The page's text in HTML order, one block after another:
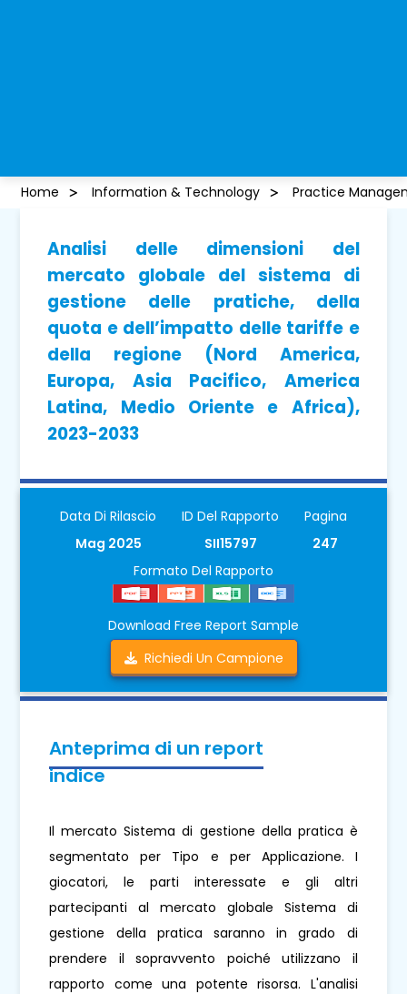
Home Information & Technology Practice
Analisi delle dimensioni del
mercato globale del sistema di
gestione delle pratiche, della
quota e dell’impatto delle tariffe e
della regione (Nord America,
Europa, Asia Pacifico, America
Latina, Medio Oriente e Africa),
2023-2033
Data Di Rilascio
Mag 2025
ID Del Rapporto
SII15797
Pagina
247
Formato Del Rapporto
Download Free Report Sample
Richiedi Un Campione
Anteprima di un report
indice
Il mercato Sistema di gestione della pratica è
segmentato per Tipo e per Applicazione. I
giocatori, le parti interessate e gli altri
partecipanti al mercato globale Sistema di
gestione della pratica saranno in grado di
prendere il sopravvento poiché utilizzano il
rapporto come una potente risorsa. L'analisi